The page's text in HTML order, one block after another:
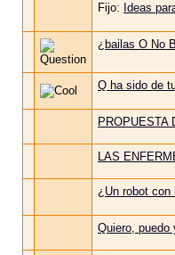
Fijo: Ideas
¿bailas O No
Q ha sido de
PROPUESTA
LAS
¿Un robot con
Quiero, puedo